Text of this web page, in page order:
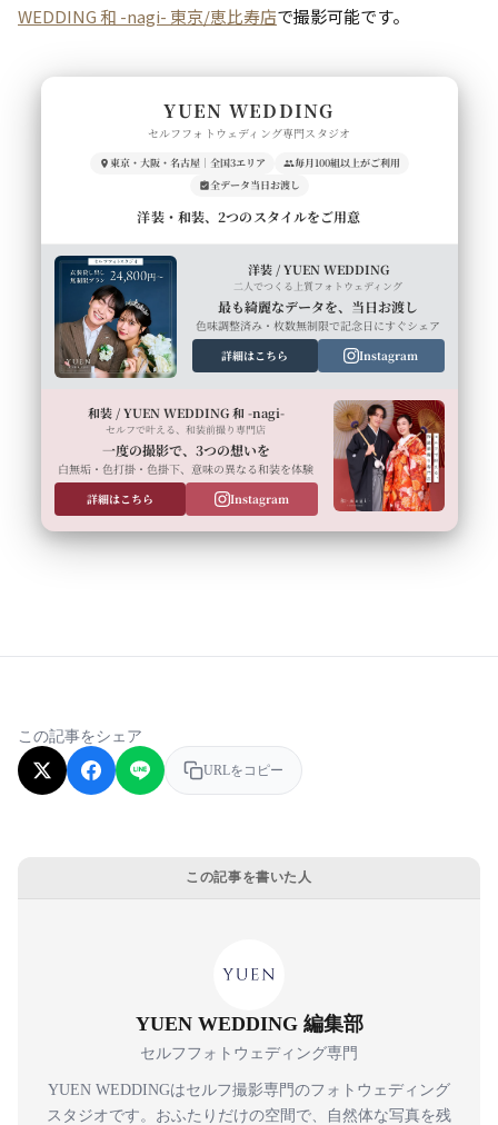
WEDDING 和 -nagi- 東京/恵比寿店で撮影可能です。
YUEN WEDDING
セルフフォトウェディング専門スタジオ
東京・大阪・名古屋｜全国3エリア
毎月100組以上がご利用
全データ当日お渡し
洋装・和装、2つのスタイルをご用意
洋装 / YUEN WEDDING
二人でつくる上質フォトウェディング
最も綺麗なデータを、当日お渡し
色味調整済み・枚数無制限で記念日にすぐシェア
詳細はこちら
Instagram
和装 / YUEN WEDDING 和 -nagi-
セルフで叶える、和装前撮り専門店
一度の撮影で、3つの想いを
白無垢・色打掛・色掛下、意味の異なる和装を体験
詳細はこちら
Instagram
この記事をシェア
URLをコピー
この記事を書いた人
YUEN WEDDING 編集部
セルフフォトウェディング専門
YUEN WEDDINGはセルフ撮影専門のフォトウェディング
スタジオです。おふたりだけの空間で、自然体な写真を残